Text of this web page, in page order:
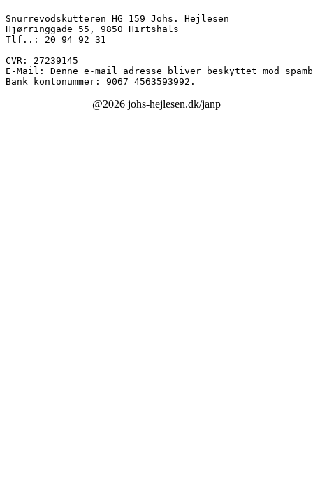
Snurrevodskutteren HG 159 Johs. Hejlesen
Hjørringgade 55, 9850 Hirtshals
Tlf..: 20 94 92 31
CVR: 27239145
E-Mail: Denne e-mail adresse bliver beskyttet mod
Bank kontonummer: 9067 4563593992.
@2026 johs-hejlesen.dk/janp